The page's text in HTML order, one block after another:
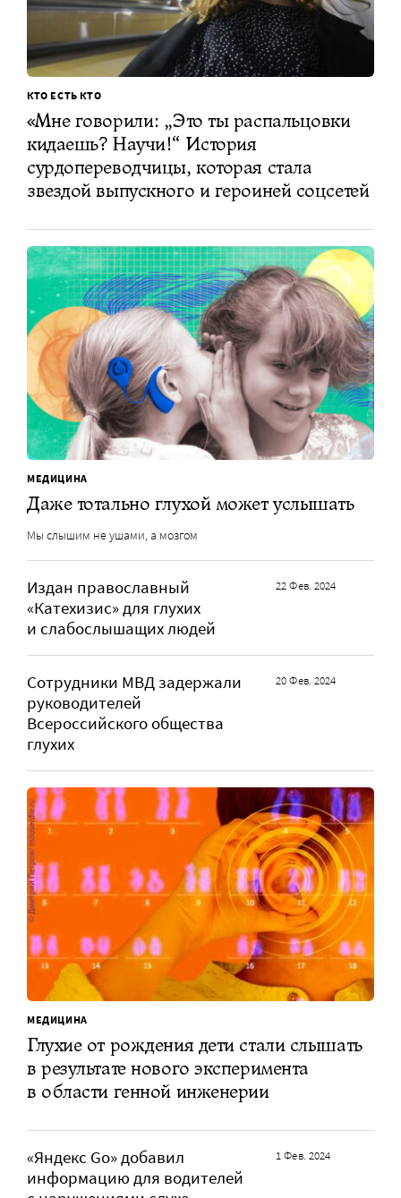
КТО ЕСТЬ КТО
«Мне говорили: „Это ты распальцовки
кидаешь? Научи!“ История
сурдопереводчицы, которая стала
звездой выпускного и героиней соцсетей
МЕДИЦИНА
Даже тотально глухой может услышать
Мы слышим не ушами, а мозгом
Издан православный
«Катехизис» для глухих
и слабослышащих людей
22 Фев. 2024
Сотрудники МВД задержали
руководителей
Всероссийского общества
глухих
20 Фев. 2024
МЕДИЦИНА
Глухие от рождения дети стали слышать
в результате нового эксперимента
в области генной инженерии
«Яндекс Go» добавил
информацию для водителей
1 Фев. 2024